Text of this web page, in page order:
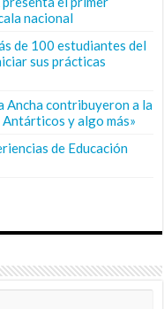
nacional
de 100 estudiantes del
sus prácticas
Ancha contribuyeron a la
y algo más»
de Educación